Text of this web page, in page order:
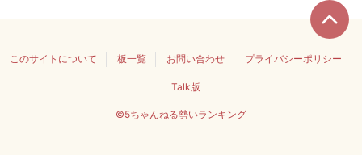
このサイトについて 板一覧 お問い合わせ プライバシーポリシー
Talk版
©5ちゃんねる勢いランキング